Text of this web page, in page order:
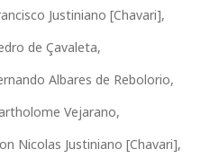
Justiniano [Chavari],
de Çavaleta,
Albares de Rebolorio,
Vejarano,
Nicolas Justiniano [Chavari],